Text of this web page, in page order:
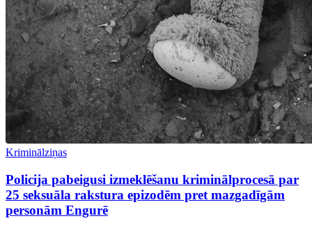
Kriminālziņas
Policija pabeigusi izmeklēšanu kriminālprocesā par
25 seksuāla rakstura epizodēm pret mazgadīgām
personām Engurē